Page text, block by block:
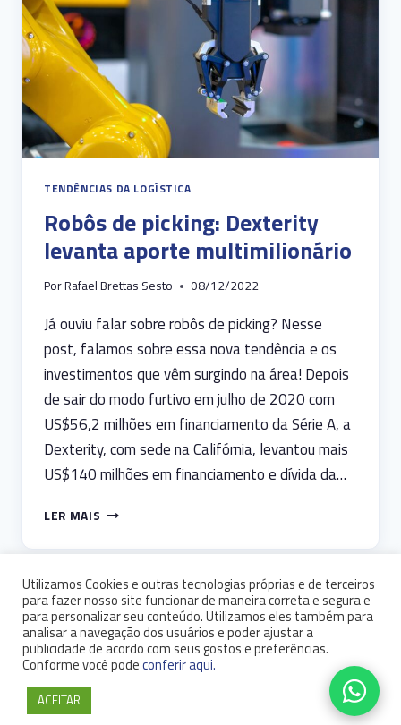
TENDÊNCIAS DA LOGÍSTICA
Robôs de picking: Dexterity
levanta aporte multimilionário
PorRafael Brettas Sesto 08/12/2022
Já ouviu falar sobre robôs de picking? Nesse
post, falamos sobre essa nova tendência e os
investimentos que vêm surgindo na área! Depois
de sair do modo furtivo em julho de 2020 com
US$56,2 milhões em financiamento da Série A, a
Dexterity, com sede na Califórnia, levantou mais
US$140 milhões em financiamento e dívida da…
LER MAIS ROBÔS
PICKING:
LEVANTA
APORTE
MULTIMILIONÁRIO
Home Quem Somos Serviços Route4Me
Downloads
Blog
Contato
Utilizamos Cookies e outras tecnologias próprias e de terceiros
para fazer nosso site funcionar de maneira correta e segura e
para personalizar seu conteúdo. Utilizamos eles também para
analisar a navegação dos usuários e poder ajustar a
publicidade de acordo com seus gostos e preferências.
Conforme você podeconferir aqui.
ACEITAR